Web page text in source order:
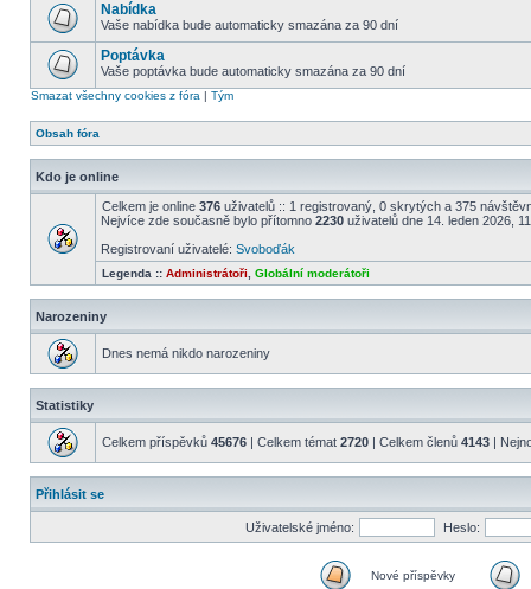
Nabídka
Vaše nabídka bude automaticky smazána za 90 dní
Poptávka
Vaše poptávka bude automaticky smazána za 90 dní
Smazat všechny cookies z fóra | Tým
Obsah fóra
Kdo je online
Celkem je online 376 uživatelů :: 1 registrovaný, 0 skrytých a 375
Nejvíce zde současně bylo přítomno 2230 uživatelů dne 14. leden 2026,
Registrovaní uživatelé: Svoboďák
Legenda :: Administrátoři Globální moderátoři
Narozeniny
Dnes nemá nikdo narozeniny
Statistiky
Celkem příspěvků 45676 | Celkem témat 2720 | Celkem členů 4143 |
Přihlásit se
Uživatelské jméno: Heslo:
Nové příspěvky